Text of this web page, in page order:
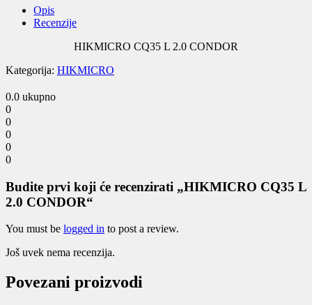
CONDOR
quantity
Opis
Recenzije
HIKMICRO CQ35 L 2.0 CONDOR
Kategorija: HIKMICRO
0.0 ukupno
0
0
0
0
0
Budite prvi koji će recenzirati „HIKMICRO CQ35 L
2.0 CONDOR“
You must be logged in to post a review.
Još uvek nema recenzija.
Povezani proizvodi